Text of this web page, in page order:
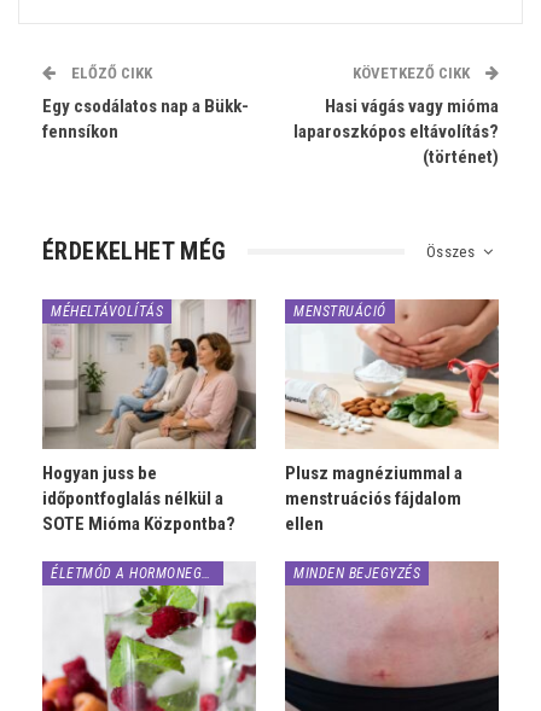
ELŐZŐ CIKK
Egy csodálatos nap a Bükk-
fennsíkon
KÖVETKEZŐ CIKK
Hasi vágás vagy mióma
laparoszkópos eltávolítás?
(történet)
Összes
ÉRDEKELHET MÉG
MÉHELTÁVOLÍTÁS
Hogyan juss be
időpontfoglalás nélkül a
SOTE Mióma Központba?
MENSTRUÁCIÓ
Plusz magnéziummal a
menstruációs fájdalom
ellen
ÉLETMÓD A HORMONEGYENSÚLYÉRT MINDEN BEJEGYZÉS